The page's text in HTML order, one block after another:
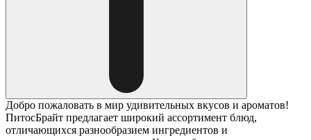
Добро пожаловать в мир удивительных вкусов и ароматов!
ПитосБрайт предлагает широкий ассортимент блюд,
отличающихся разнообразием ингредиентов и